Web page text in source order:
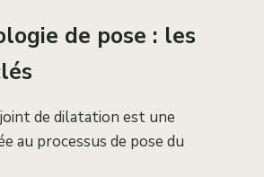
de pose : les
joint de dilatation est une
au processus de pose du